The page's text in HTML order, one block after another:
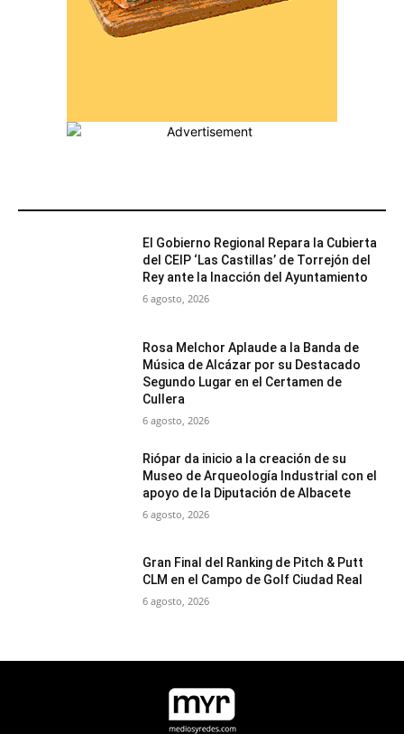
El Gobierno Regional Repara la Cubierta
del CEIP ‘Las Castillas’ de Torrejón del
Rey ante la Inacción del Ayuntamiento
6 agosto, 2026
Rosa Melchor Aplaude a la Banda de
Música de Alcázar por su Destacado
Segundo Lugar en el Certamen de
Cullera
6 agosto, 2026
Riópar da inicio a la creación de su
Museo de Arqueología Industrial con el
apoyo de la Diputación de Albacete
6 agosto, 2026
Gran Final del Ranking de Pitch & Putt
CLM en el Campo de Golf Ciudad Real
6 agosto, 2026